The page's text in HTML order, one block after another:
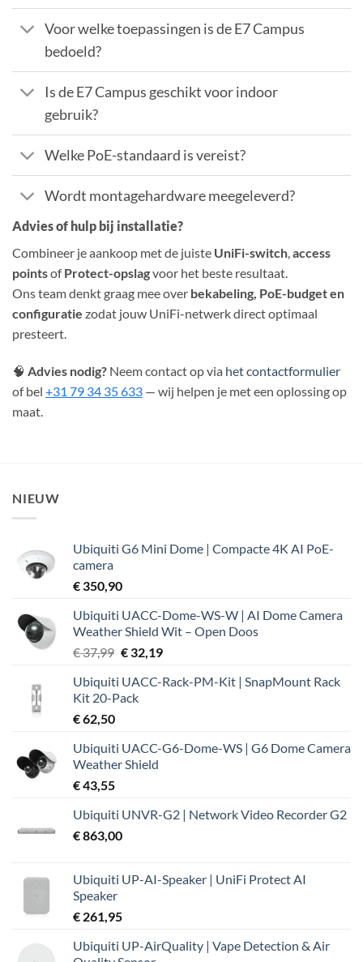
Voor welke toepassingen is de E7 Campus
bedoeld?
Is de E7 Campus geschikt voor indoor
gebruik?
Welke PoE-standaard is vereist?
Wordt montagehardware meegeleverd?
Advies of hulp bij installatie?
Combineer je aankoop met de juiste UniFi-switch,access
pointsofProtect-opslagvoor het beste resultaat.
Ons team denkt graag mee over bekabeling, PoE-budget en
configuratie zodat jouw UniFi-netwerk direct optimaal
presteert.
🧠 Advies nodig? Neem contact op via het contactformulier
of bel +31 79 34 35 633 — wij helpen je met een oplossing op
maat.
NIEUW
Ubiquiti G6 Mini Dome | Compacte 4K AI PoE-
camera
€ 350,90
Ubiquiti UACC-Dome-WS-W | AI Dome Camera
Weather Shield Wit – Open Doos
€37,99 Oorspronkelijke
was:
€ 37,99.
€32,19Huidige
is:
Ubiquiti UACC-Rack-PM-Kit | SnapMount Rack
Kit 20-Pack
€62,50
Ubiquiti UACC-G6-Dome-WS | G6 Dome Camera
Weather Shield
€43,55
Ubiquiti UNVR-G2 | Network Video Recorder G2
€863,00
Ubiquiti UP-AI-Speaker | UniFi Protect AI
Speaker
€ 261,95
Ubiquiti UP-AirQuality | Vape Detection & Air